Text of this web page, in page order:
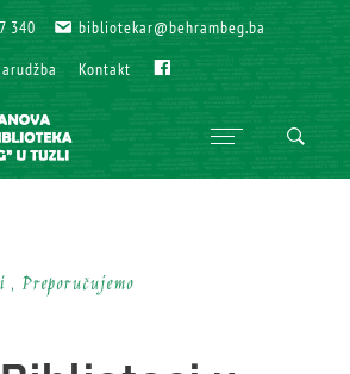
340
340 bibliotekar@behrambeg.ba
bibliotekar@behrambeg.ba
Kontakt
Kontakt
Preporučujemo